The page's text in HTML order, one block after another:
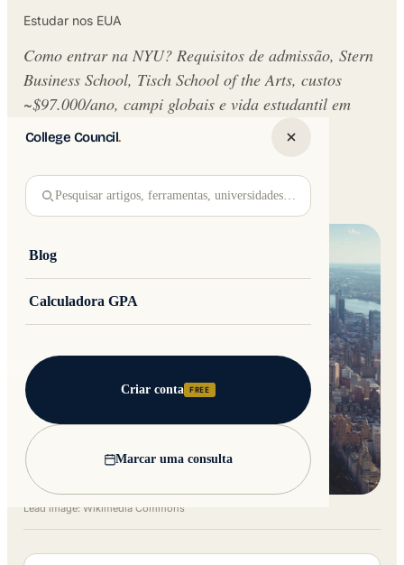
College Council.
Pesquisar artigos, ferramentas, universidades…
Blog
Calculadora GPA
Criar conta FREE
Marcar uma consulta
Estudar nos EUA
Como entrar na NYU? Requisitos de admissão, Stern
Business School, Tisch School of the Arts, custos
~$97.000/ano, campi globais e vida estudantil em
Nova York. Guia para estudantes.
Written byJakub Andre College Council
Updated 30 May 2026 · 9 min read
Lead image: Wikimedia Commons